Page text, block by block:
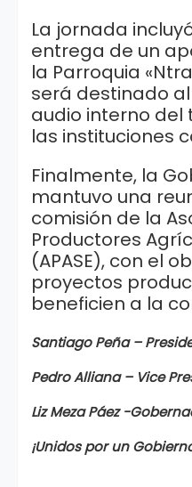
La jornada
entrega de un
la Parroquia
será destinado
audio interno del
las instituciones
Finalmente, la
mantuvo una
comisión de la
Productores
(APASE), con el
proyectos
beneficien a la
Santiago Peña –
Pedro Alliana – Vice
Liz Meza Páez -
¡Unidos por un